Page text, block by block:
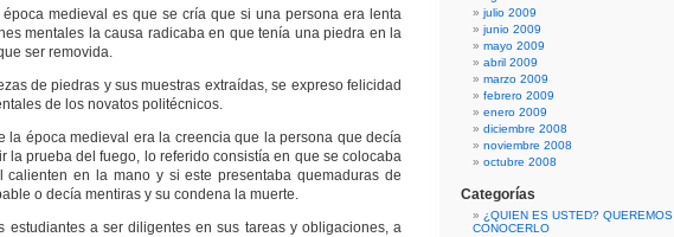
medieval es que se cría que si una persona era lenta
mentales la causa radicaba en que tenía una piedra en la
ser removida.
de piedras y sus muestras extraídas, se expreso felicidad
de los novatos politécnicos.
la época medieval era la creencia que la persona que decía
la prueba del fuego, lo referido consistía en que se colocaba
calienten en la mano y si este presentaba quemaduras de
o decía mentiras y su condena la muerte.
estudiantes a ser diligentes en sus tareas y obligaciones, a
julio 2009
junio 2009
mayo 2009
abril 2009
marzo 2009
febrero 2009
enero 2009
diciembre 2008
noviembre 2008
octubre 2008
Categorías
¿QUIEN ES USTED? QUEREMOS
CONOCERLO